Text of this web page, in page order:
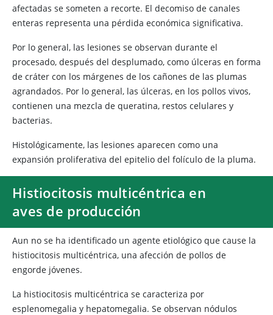
afectadas se someten a recorte. El decomiso de canales
enteras representa una pérdida económica significativa.
Por lo general, las lesiones se observan durante el
procesado, después del desplumado, como úlceras en forma
de cráter con los márgenes de los cañones de las plumas
agrandados. Por lo general, las úlceras, en los pollos vivos,
contienen una mezcla de queratina, restos celulares y
bacterias.
Histológicamente, las lesiones aparecen como una
expansión proliferativa del epitelio del folículo de la pluma.
Histiocitosis multicéntrica en
aves de producción
Aun no se ha identificado un agente etiológico que cause la
histiocitosis multicéntrica, una afección de pollos de
engorde jóvenes.
La histiocitosis multicéntrica se caracteriza por
esplenomegalia y hepatomegalia. Se observan nódulos